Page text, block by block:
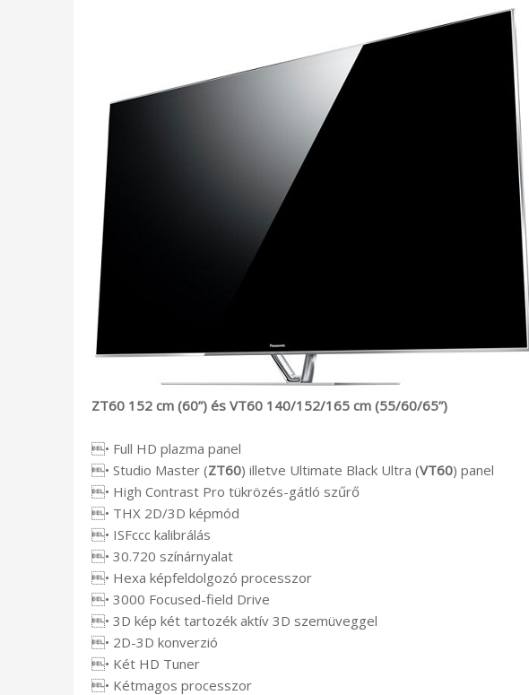
ZT60 152 cm (60”) és VT60 140/152/165 cm (55/60/65”)
• Full HD plazma panel
• Studio Master (ZT60) illetve Ultimate Black Ultra (VT60) panel
• High Contrast Pro tükrözés-gátló szűrő
• THX 2D/3D képmód
• ISFccc kalibrálás
• 30.720 színárnyalat
• Hexa képfeldolgozó processzor
• 3000 Focused-field Drive
• 3D kép két tartozék aktív 3D szemüveggel
• 2D-3D konverzió
• Két HD Tuner
• Kétmagos processzor